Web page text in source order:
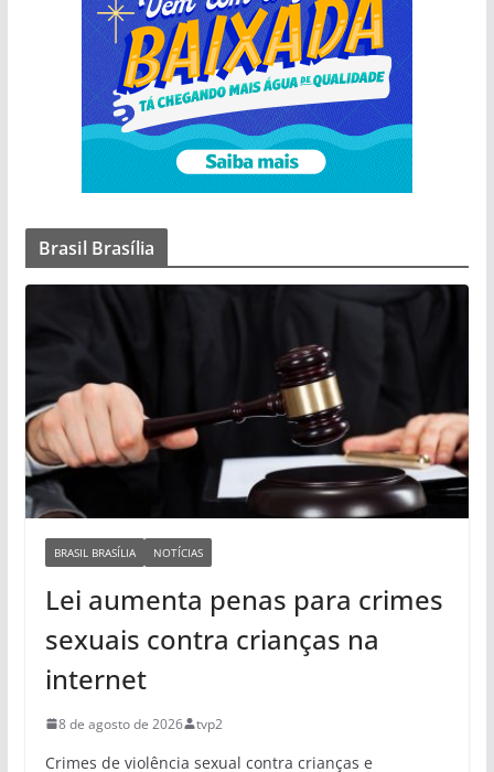
Brasil Brasília
BRASIL BRASÍLIA NOTÍCIAS
Lei aumenta penas para crimes
sexuais contra crianças na
internet
8 de agosto de 2026 tvp2
Crimes de violência sexual contra crianças e